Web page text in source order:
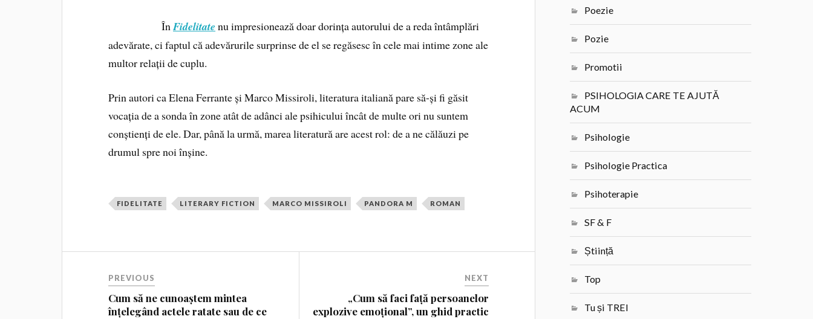
ÎnFidelitate nu impresionează doar dorința autorului de a reda întâmplări
adevărate, ci faptul că adevărurile surprinse de el se regăsesc în cele mai intime zone ale
multor relații de cuplu.
Prin autori ca Elena Ferrante și Marco Missiroli, literatura italiană pare să-și fi găsit
vocația de a sonda în zone atât de adânci ale psihicului încât de multe ori nu suntem
conștienți de ele. Dar, până la urmă, marea literatură are acest rol: de a ne călăuzi pe
drumul spre noi înșine.
FIDELITATE LITERARY FICTION MARCO MISSIROLI PANDORA M ROMAN
PREVIOUS
Cum să ne cunoaștem mintea
înțelegând actele ratate sau de ce
NEXT
„Cum să faci față persoanelor
explozive emoțional”, un ghid practic
Poezie
Pozie
Promotii
PSIHOLOGIA CARE TE AJUTĂ
ACUM
Psihologie
Psihologie Practica
Psihoterapie
SF & F
Știință
Top
Tu și TREI